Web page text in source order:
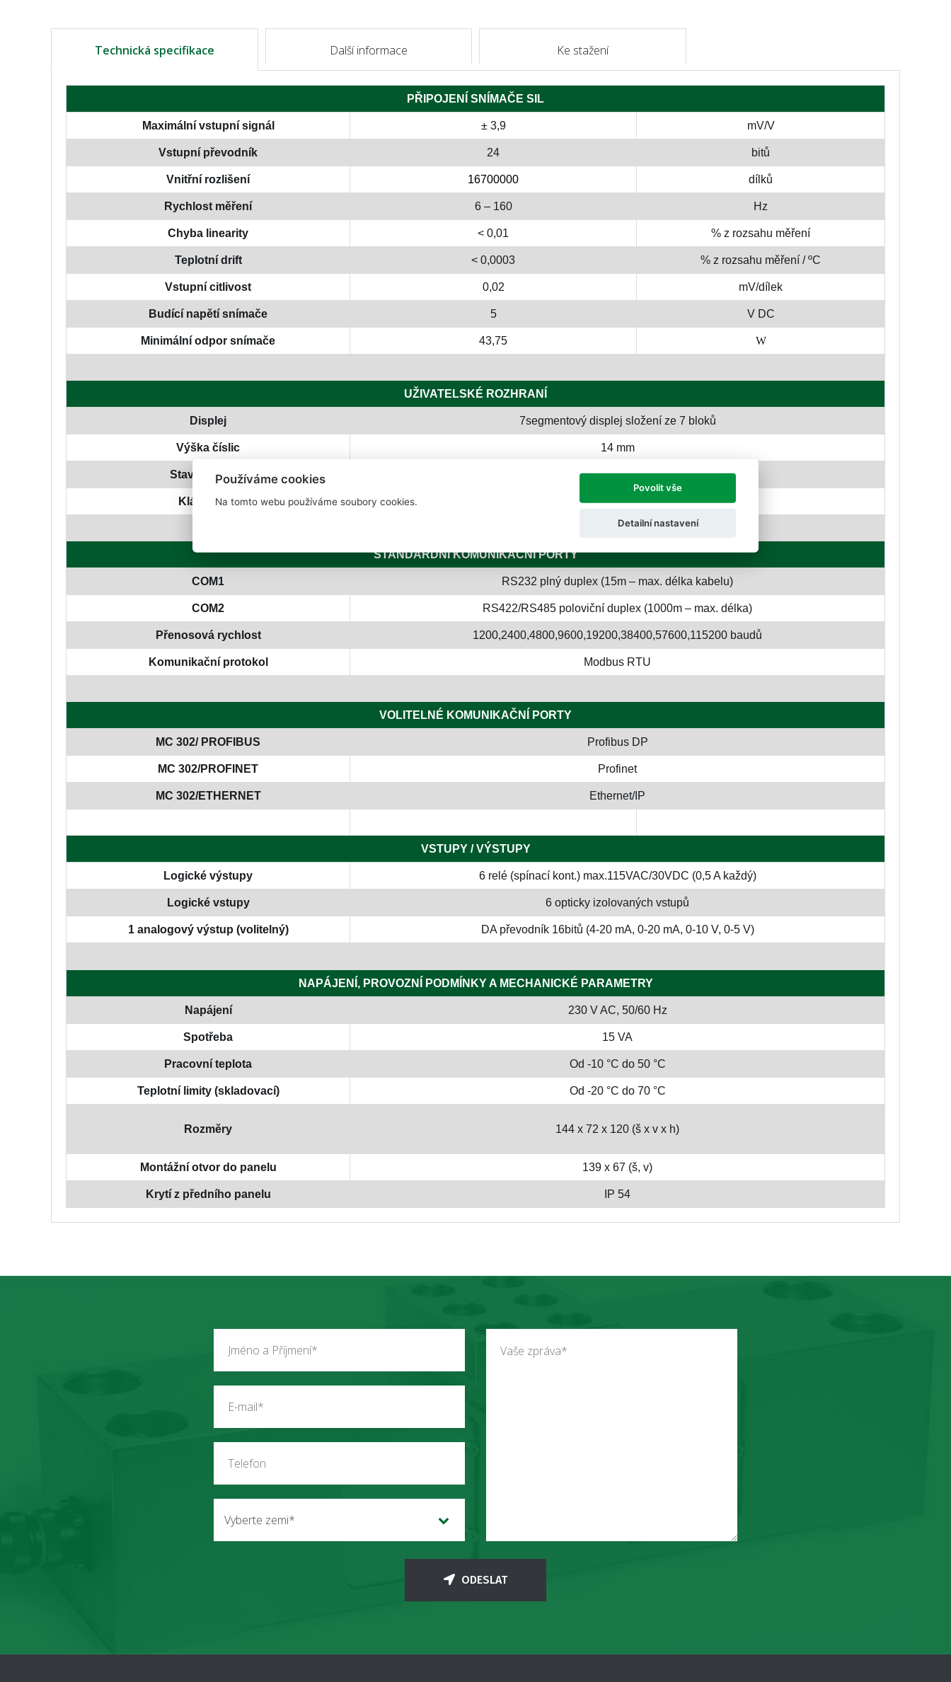
Technická specifikace Další informace Ke stažení
PŘIPOJENÍ SNÍMAČE SIL
Maximální vstupní signál ± 3,9 mV/V
Vstupní převodník 24 bitů
Vnitřní rozlišení 16700000 dílků
Rychlost měření 6 – 160 Hz
Chyba linearity < 0,01 % z rozsahu měření
Teplotní drift < 0,0003 % z rozsahu měření / ºC
Vstupní citlivost 0,02 mV/dílek
Budící napětí snímače 5 V DC
Minimální odpor snímače 43,75 W
UŽIVATELSKÉ ROZHRANÍ
Displej 7segmentový displej složení ze 7 bloků
Výška číslic 14 mm
Stavové diody 4 červený diod (∅3 mm)
Klávesnice 14 membránových kláves
STANDARDNÍ KOMUNIKAČNÍ PORTY
COM1 RS232 plný duplex (15m – max. délka kabelu)
COM2 RS422/RS485 poloviční duplex (1000m – max. délka)
Přenosová rychlost 1200,2400,4800,9600,19200,38400,57600,115200 baudů
Komunikační protokol Modbus RTU
VOLITELNÉ KOMUNIKAČNÍ PORTY
MC 302/ PROFIBUS Profibus DP
MC 302/PROFINET Profinet
MC 302/ETHERNET Ethernet/IP
VSTUPY / VÝSTUPY
Logické výstupy 6 relé (spínací kont.) max.115VAC/30VDC (0,5 A každý)
Logické vstupy 6 opticky izolovaných vstupů
1 analogový výstup (volitelný) DA převodník 16bitů (4-20 mA, 0-20 mA, 0-10 V, 0-5 V)
NAPÁJENÍ, PROVOZNÍ PODMÍNKY A MECHANICKÉ PARAMETRY
Napájení 230 V AC, 50/60 Hz
Spotřeba 15 VA
Pracovní teplota Od -10 °C do 50 °C
Teplotní limity (skladovací) Od -20 °C do 70 °C
Rozměry 144 x 72 x 120 (š x v x h)
Montážní otvor do panelu 139 x 67 (š, v)
Krytí z předního panelu IP 54
Vyberte zemi*
ODESLAT
Používáme cookies
Na tomto webu používáme soubory cookies.
Povolit vše
Detailní nastavení